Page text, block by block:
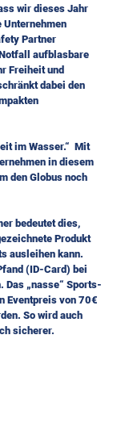
wir dieses Jahr
Unternehmen
Partner
aufblasbare
Freiheit und
dabei den
im Wasser.“  Mit
in diesem
den Globus noch
bedeutet dies,
Produkt
ausleihen kann.
(ID-Card) bei
Das „nasse“ Sports-
Eventpreis von 70€
So wird auch
sicherer.